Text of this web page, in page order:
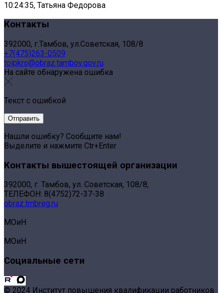
10:24:35, Татьяна Федорова
Контакты
392000, г.Тамбов, ул.Советская, 108/8
+7(475)263-0509
toipkro@obraz.tambov.gov.ru
На сайте обнаружена ошибка
Текст с ошибкой
Нашли ошибку? Сообщите нам!
Выделите и нажмите Ctr+Enter
Контакты вышестоящей организации
392000, г. Тамбов, ул. Советская, 108/8,
ТЕЛЕФОН: 8(4752)72-37-38
obraz.tmbreg.ru
МОиН
МОиН
Социальные сети
© 2024 Институт повышения квалификации работников